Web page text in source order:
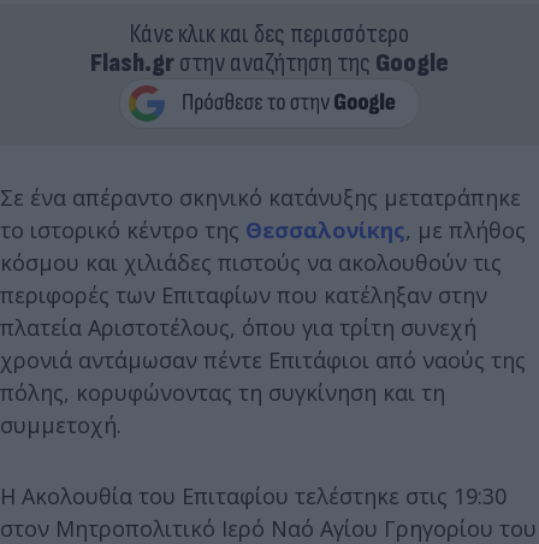
Κάνε κλικ και δες περισσότερο
Flash.grστην αναζήτηση της Google
Σε ένα απέραντο σκηνικό κατάνυξης μετατράπηκε
το ιστορικό κέντρο της Θεσσαλονίκης, με πλήθος
κόσμου και χιλιάδες πιστούς να ακολουθούν τις
περιφορές των Επιταφίων που κατέληξαν στην
πλατεία Αριστοτέλους, όπου για τρίτη συνεχή
χρονιά αντάμωσαν πέντε Επιτάφιοι από ναούς της
πόλης, κορυφώνοντας τη συγκίνηση και τη
συμμετοχή.
Η Ακολουθία του Επιταφίου τελέστηκε στις 19:30
στον Μητροπολιτικό Ιερό Ναό Αγίου Γρηγορίου του